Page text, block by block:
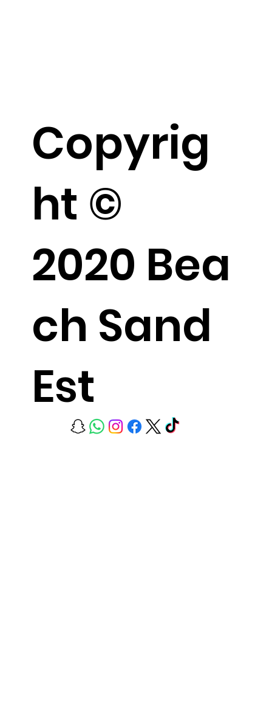
Copyrig
ht ©
2020 Bea
ch Sand
Est